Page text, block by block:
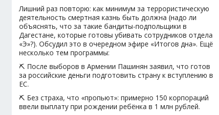
Лишний раз повторю: как минимум за террористическую
деятельность смертная казнь быть должна (надо ли
объяснять, что за такие бандиты-подпольщики в
Дагестане, которые готовы убивать сотрудников отдела
«Э»?). Обсудил это в очередном эфире «Итогов дна». Ещё
несколько тем программы:
⛏️ После выборов в Армении Пашинян заявил, что готов
за российские деньги подготовить страну к вступлению в
ЕС.
⛏️ Без страха, что «пропьют»: примерно 150 корпораций
ввели выплату при рождении ребёнка в 1 млн рублей.